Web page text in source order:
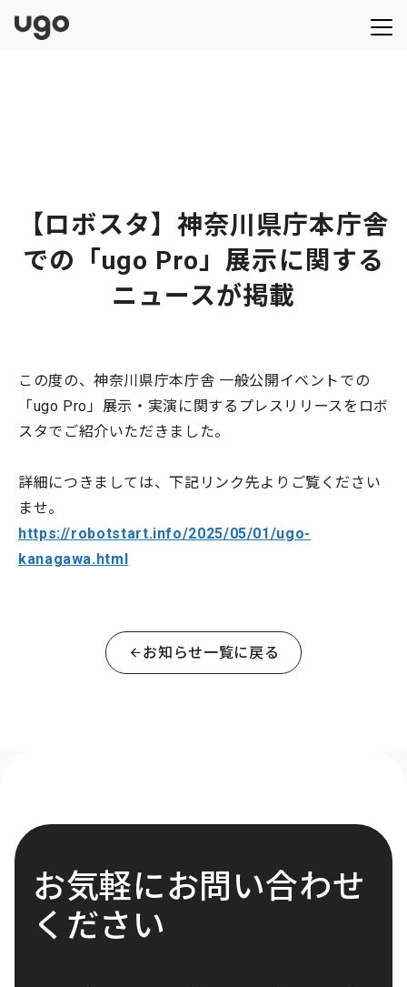
【ロボスタ】神奈川県庁本庁舎
での「ugo Pro」展示に関する
ニュースが掲載
この度の、神奈川県庁本庁舎 一般公開イベントでの
「ugo Pro」展示・実演に関するプレスリリースをロボ
スタでご紹介いただきました。
詳細につきましては、下記リンク先よりご覧ください
ませ。
https://robotstart.info/2025/05/01/ugo-
kanagawa.html
お知らせ一覧に戻る
お気軽にお問い合わせ
ください